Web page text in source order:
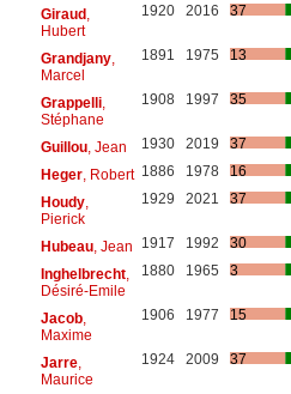
Giraud,
Hubert
1920 2016 37
Grandjany,
Marcel
1891 1975 13
Grappelli,
Stéphane
1908 1997 35
Guillou, Jean 1930 2019
37
Heger, Robert 1886 1978
16
Houdy,
Pierick
1929 2021 37
Hubeau, Jean 1917 1992
30
Inghelbrecht,
Désiré-Emile
1880 1965 3
Jacob,
Maxime
1906 1977 15
Jarre,
Maurice
1924 2009 37